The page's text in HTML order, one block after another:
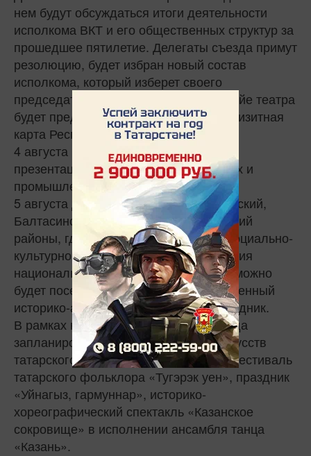
нем будут обсуждаться итоги деятельности
исполкома ВКТ и его общественных структур за
прошедшее пятилетие. Делегаты съезда примут
резолюцию, будет избран новый состав
исполкома, который изберет своего
председателя. Также в этот день в фойе театра
будет представлена фотовыставка «Визитная
карта Республики Татарстан».
4 августа в ГТРК «Корстон» состоится
презентация социально-экономических и
промышленных объектов Татарстана.
5 августа делегаты съезда посетят Арский,
Балтасинский, Кукморский, Тюлячинский
районы, где познакомятся с опытом социально-
культурного строительства и сохранения
национальных традиций. Кроме того, можно
будет посетить Болгарский государственный
историко-архитектурный музей-заповедник.
В рамках культурной программы съезда
запланированы концерт мастеров искусств
татарского народа, международный фестиваль
татарского фольклора «Тугэрэк уен», праздник
«Уйнагыз, гармуннар», историко-
хореографический спектакль «Казанское
сокровище» в исполнении ансамбля танца
«Казань».